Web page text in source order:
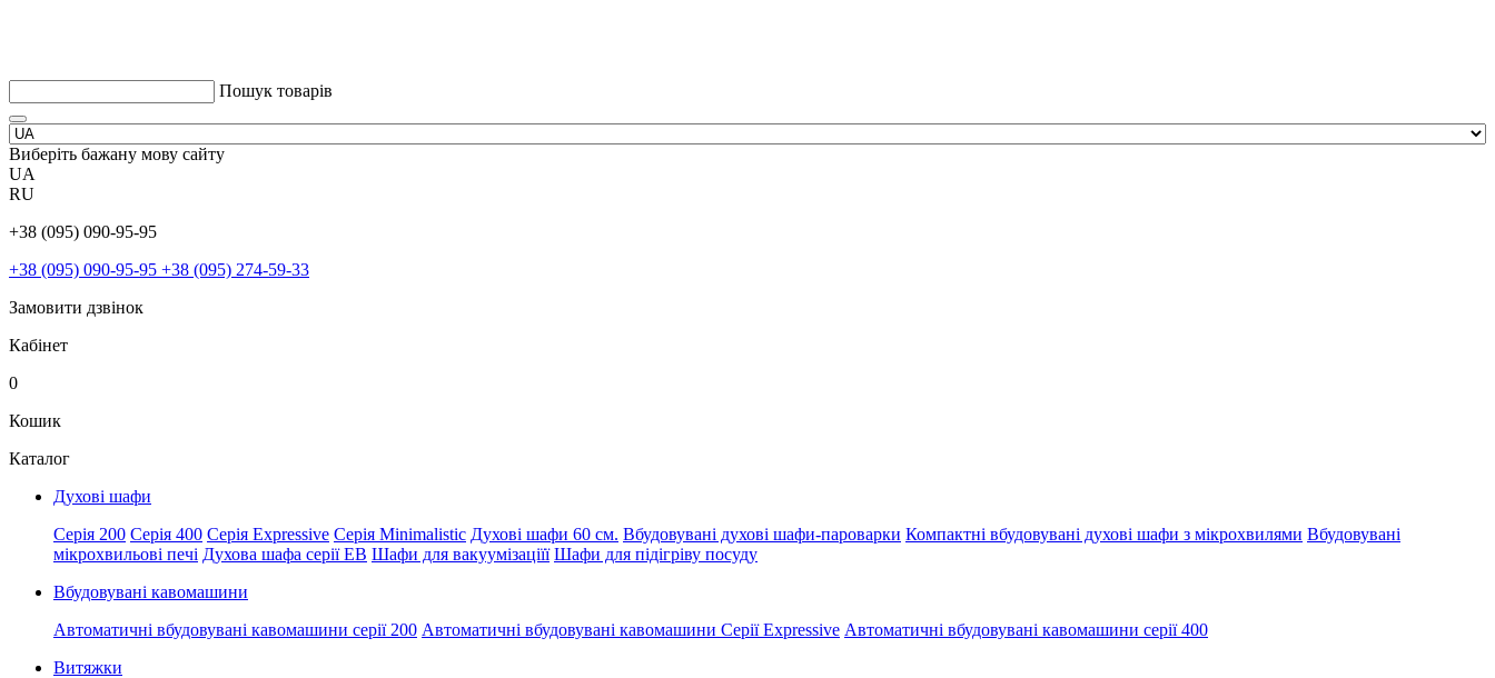
Пошук товарів
Виберіть бажану мову сайту
UA
RU
+38 (095) 090-95-95
+38 (095) 090-95-95 +38 (095) 274-59-33
Замовити дзвінок
Кабінет
0
Кошик
Каталог
Духові шафи
Серія 200 Серія 400 Серія Expressive Серія Minimalistic Духові шафи 60 см. Вбудовувані духові шафи-пароварки Компактні вбудовувані духові шафи з мікрохвилями Вбудовувані
мікрохвильові печі Духова шафа серії EB Шафи для вакуумізаціїї Шафи для підігріву посуду
Вбудовувані кавомашини
Автоматичні вбудовувані кавомашини серії 200 Автоматичні вбудовувані кавомашини Серії Expressive Автоматичні вбудовувані кавомашини серії 400
Витяжки